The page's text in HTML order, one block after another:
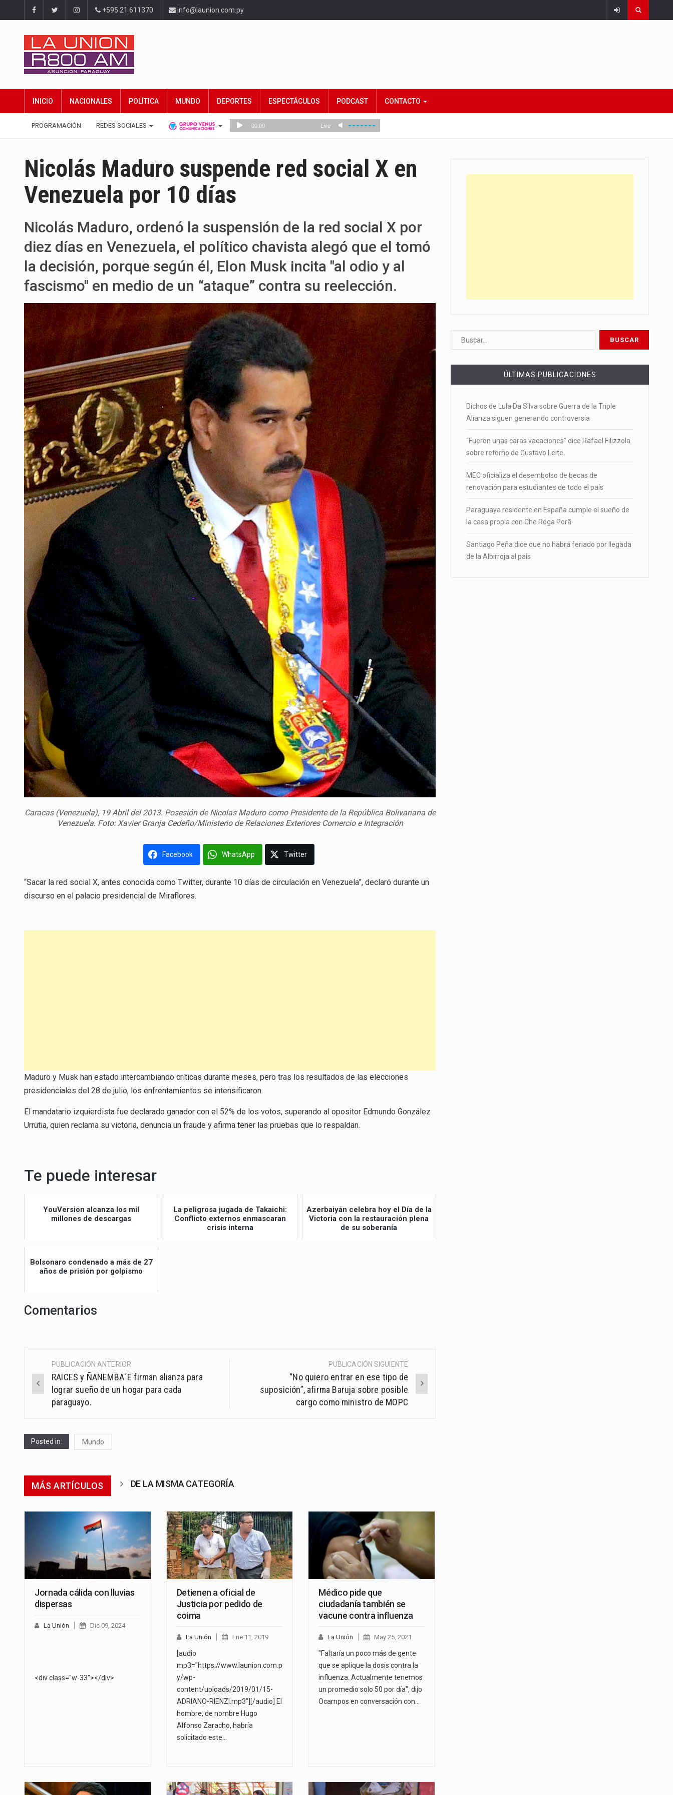
+595 21 611370 info@launion.com.py
INICIO NACIONALES POLÍTICA MUNDO DEPORTES ESPECTÁCULOS PODCAST CONTACTO
PROGRAMACIÓN REDES SOCIALES
Nicolás Maduro suspende red social X en
Venezuela por 10 días
Nicolás Maduro, ordenó la suspensión de la red social X por
diez días en Venezuela, el político chavista alegó que el tomó
la decisión, porque según él, Elon Musk incita "al odio y al
fascismo" en medio de un “ataque” contra su reelección.
Caracas (Venezuela), 19 Abril del 2013. Posesión de Nicolas Maduro como Presidente de la República Bolivariana de
Venezuela. Foto: Xavier Granja Cedeño/Ministerio de Relaciones Exteriores Comercio e Integración
Facebook WhatsApp Twitter
“Sacar la red social X, antes conocida como Twitter, durante 10 días de circulación en Venezuela”, declaró durante un
discurso en el palacio presidencial de Miraflores.
Maduro y Musk han estado intercambiando críticas durante meses, pero tras los resultados de las elecciones
presidenciales del 28 de julio, los enfrentamientos se intensificaron.
El mandatario izquierdista fue declarado ganador con el 52% de los votos, superando al opositor Edmundo González
Urrutia, quien reclama su victoria, denuncia un fraude y afirma tener las pruebas que lo respaldan.
Te puede interesar
YouVersion alcanza los mil
millones de descargas
La peligrosa jugada de Takaichi:
Conflicto externos enmascaran
crisis interna
Azerbaiyán celebra hoy el Día de la
Victoria con la restauración plena
de su soberanía
Bolsonaro condenado a más de 27
años de prisión por golpismo
Comentarios
Post
navigation
PUBLICACIÓN ANTERIOR
RAICES y ÑANEMBA´E firman alianza para
lograr sueño de un hogar para cada
paraguayo.
PUBLICACIÓN SIGUIENTE
“No quiero entrar en ese tipo de
suposición”, afirma Baruja sobre posible
cargo como ministro de MOPC
Posted in: Mundo
MÁS ARTÍCULOS DE LA MISMA CATEGORÍA
Jornada cálida con lluvias
dispersas
La Unión Dic 09, 2024
<div class="w-33"></div>
Detienen a oficial de
Justicia por pedido de
coima
La Unión Ene 11, 2019
[audio
mp3="https://www.launion.com.p
y/wp-
content/uploads/2019/01/15-
ADRIANO-RIENZI.mp3"][/audio] El
hombre, de nombre Hugo
Alfonso Zaracho, habría
solicitado este…
Médico pide que
ciudadanía también se
vacune contra influenza
La Unión May 25, 2021
"Faltaría un poco más de gente
que se aplique la dosis contra la
influenza. Actualmente tenemos
un promedio solo 50 por día", dijo
Ocampos en conversación con…
ÚLTIMAS PUBLICACIONES
Dichos de Lula Da Silva sobre Guerra de la Triple
Alianza siguen generando controversia
“Fueron unas caras vacaciones” dice Rafael Filizzola
sobre retorno de Gustavo Leite
MEC oficializa el desembolso de becas de
renovación para estudiantes de todo el país
Paraguaya residente en España cumple el sueño de
la casa propia con Che Róga Porã
Santiago Peña dice que no habrá feriado por llegada
de la Albirroja al país